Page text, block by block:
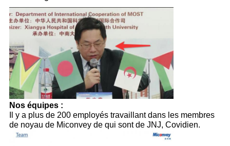
Nos équipes :
Il y a plus de 200 employés travaillant dans les membres
de noyau de Miconvey de qui sont de JNJ, Covidien.